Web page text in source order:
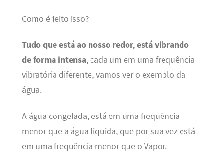
Como é feito isso?
Tudo que está ao nosso redor, está vibrando
de forma intensa, cada um em uma frequência
vibratória diferente, vamos ver o exemplo da
água.
A água congelada, está em uma frequência
menor que a água liquida, que por sua vez está
em uma frequência menor que o Vapor.